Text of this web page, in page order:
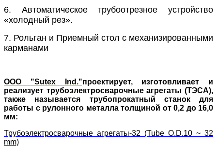
6. Автоматическое трубоотрезное устройство
«холодный рез».
7. Рольган и Приемный стол с механизированными
карманами
ООО "Sutex Ind."проектирует, изготовливает и
реализует трубоэлектросварочные агрегаты (ТЭСА),
также называется трубопрокатный станок для
работы с рулонного металла толщиной от 0,2 до 16,0
мм:
Трубоэлектросварочные агрегаты-32 (Tube O.D.10 ~ 32
mm)